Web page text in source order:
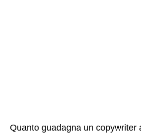
Quanto guadagna un copywriter